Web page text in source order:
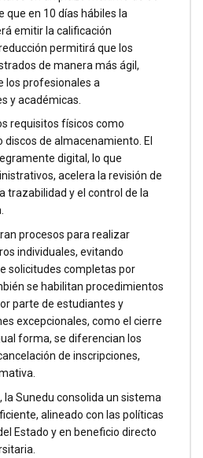
que en 10 días hábiles la
emitir la calificación
permitirá que los
de manera más ágil,
los profesionales a
y académicas.
requisitos físicos como
de almacenamiento. El
digital, lo que
acelera la revisión de
trazabilidad y el control de la
procesos para realizar
individuales, evitando
solicitudes completas por
se habilitan procedimientos
parte de estudiantes y
excepcionales, como el cierre
forma, se diferencian los
de inscripciones,
la Sunedu consolida un sistema
alineado con las políticas
Estado y en beneficio directo